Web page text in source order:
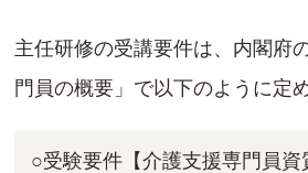
主任研修の受講要件は、内閣府
門員の概要」で以下のように定
○受験要件【介護⽀援専⾨員